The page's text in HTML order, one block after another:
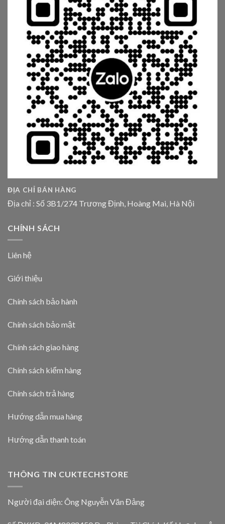
ĐỊA CHỈ BÁN HÀNG
Địa chỉ : Số 3B1/274 Trương Định, Hoàng Mai, Hà Nội
CHÍNH SÁCH
Liên hệ
Giới thiệu
Chính sách bảo hành
Chính sách bảo mật
Chính sách giao hàng
Chính sách kiểm hàng
Chính sách trả hàng
Hướng dẫn mua hàng
Hướng dẫn thanh toán
THÔNG TIN CUKTECHSTORE
Người đại diện: Ông Nguyễn Văn Đảng